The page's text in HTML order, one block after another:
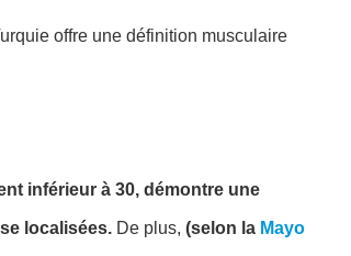
offre une définition musculaire
inférieur à 30, démontre une
localisées. De plus, (selon la Mayo